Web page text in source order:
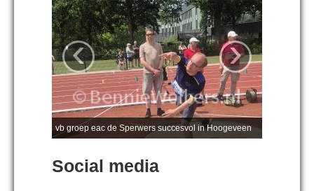
vb groep eac de Sperwers succesvol in Hoogeveen
‹ ›
Social media